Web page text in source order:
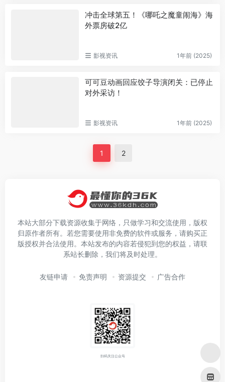
冲击全球第五！《哪吒之魔童闹海》海
外票房破2亿
影视资讯 1年前 (2025)
可可豆动画回应饺子导演闭关：已停止
对外采访！
影视资讯 1年前 (2025)
1 2
本站大部分下载资源收集于网络，只做学习和交流使用，版权
归原作者所有。若您需要使用非免费的软件或服务，请购买正
版授权并合法使用。本站发布的内容若侵犯到您的权益，请联
系站长删除，我们将及时处理。
友链申请 免责声明 资源提交 广告合作
扫码关注公众号